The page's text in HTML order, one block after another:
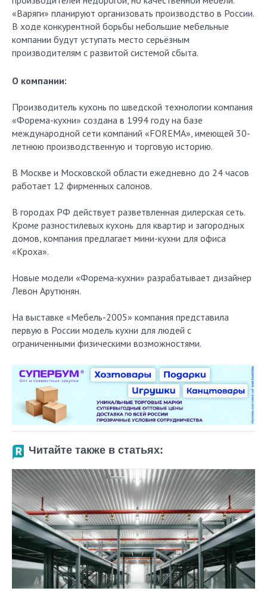
«Варяги» планируют организовать производство в России.
В ходе конкурентной борьбы небольшие мебельные
компании будут уступать место серьёзным
производителям с развитой системой сбыта.
О компании:
Производитель кухонь по шведской технологии компания
«Форема-кухни» создана в 1994 году на базе
международной сети компаний «FOREMA», имеющей 30-
летнюю производственную и торговую историю.
В Москве и Московской области ежедневно до 24 часов
работает 12 фирменных салонов.
В городах РФ действует разветвленная дилерская сеть.
Кроме разностилевых кухонь для квартир и загородных
домов, компания предлагает мини-кухни для офиса
«Кроха».
Новые модели «Форема-кухни» разрабатывает дизайнер
Левон Арутюнян.
На выставке «Мебель-2005» компания представила
первую в России модель кухни для людей с
ограниченными физическими возможностями.
Читайте также в статьях: